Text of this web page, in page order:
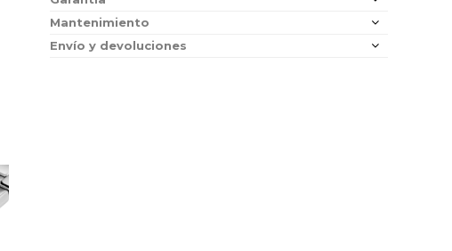
Mantenimiento
Envío y devoluciones